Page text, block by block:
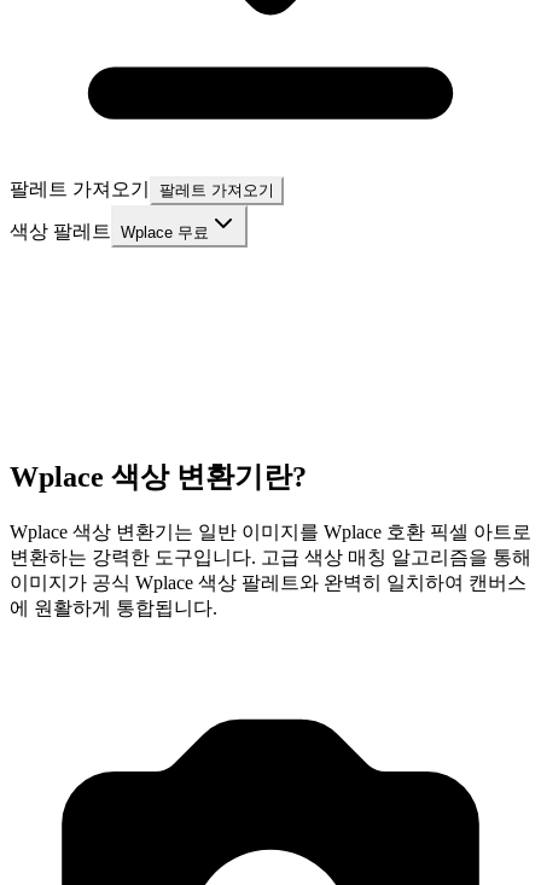
팔레트 가져오기 팔레트 가져오기
색상 팔레트 Wplace 무료
Wplace 색상 변환기란?
Wplace 색상 변환기는 일반 이미지를 Wplace 호환 픽셀 아트로
변환하는 강력한 도구입니다. 고급 색상 매칭 알고리즘을 통해
이미지가 공식 Wplace 색상 팔레트와 완벽히 일치하여 캔버스
에 원활하게 통합됩니다.